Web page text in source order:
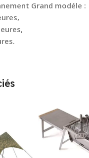
Grand modéle :